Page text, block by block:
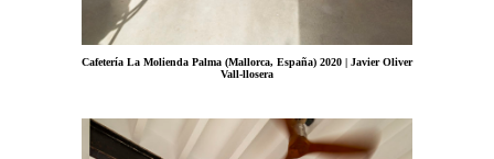
Cafetería La Molienda Palma (Mallorca, España) 2020 | Javier Oliver
Vall-llosera